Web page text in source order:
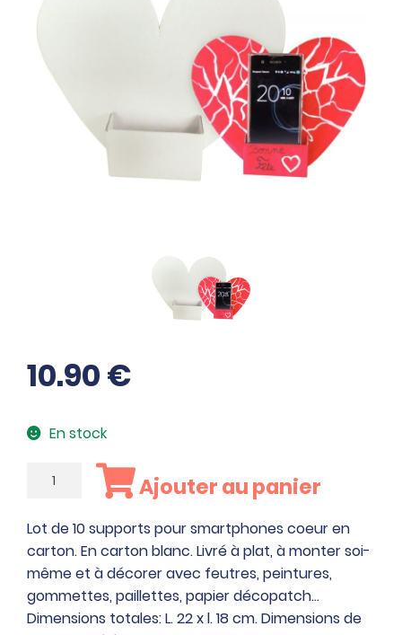
10.90€
En stock
quantité
de
10
supports
pour
smartphones
Ajouter au panier
Lot de 10 supports pour smartphones coeur en
carton. En carton blanc. Livré à plat, à monter soi-
même et à décorer avec feutres, peintures,
gommettes, paillettes, papier décopatch…
Dimensions totales: L. 22 x l. 18 cm. Dimensions de